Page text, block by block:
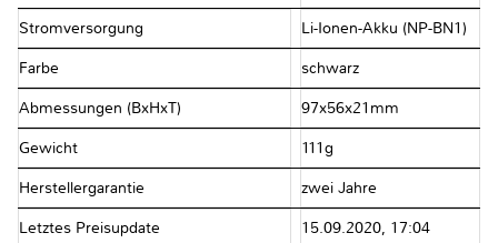
Stromversorgung Li-Ionen-Akku (NP-BN1)
Farbe schwarz
Abmessungen (BxHxT) 97x56x21mm
Gewicht 111g
Herstellergarantie zwei Jahre
Letztes Preisupdate 15.09.2020, 17:04